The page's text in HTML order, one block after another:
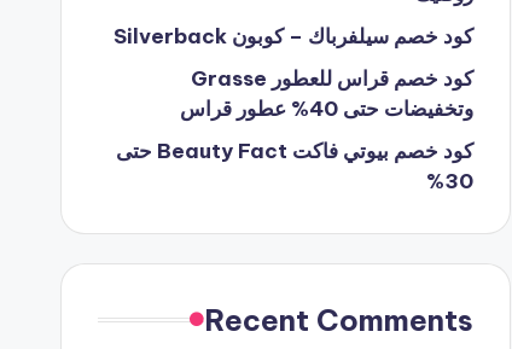
كود خصم سيلفرباك – كوبون Silverback
كود خصم قراس للعطور Grasse
وتخفيضات حتى 40% عطور قراس
كود خصم بيوتي فاكت Beauty Fact حتى
30%
Recent Comments